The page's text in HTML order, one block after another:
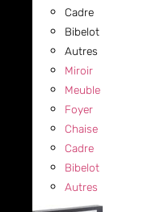
Cadre
Bibelot
Autres
Miroir
Meuble
Foyer
Chaise
Cadre
Bibelot
Autres